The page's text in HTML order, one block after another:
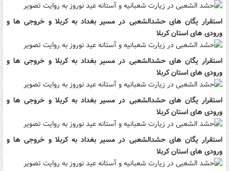
استقرار یگان های حشدالشعبی در مسیر بغداد به کربلا و خروجی ها و
ورودی های استان کربلا
استقرار یگان های حشدالشعبی در مسیر بغداد به کربلا و خروجی ها و
ورودی های استان کربلا
استقرار یگان های حشدالشعبی در مسیر بغداد به کربلا و خروجی ها و
ورودی های استان کربلا
استقرار یگان های حشدالشعبی در مسیر بغداد به کربلا و خروجی ها و
ورودی های استان کربلا